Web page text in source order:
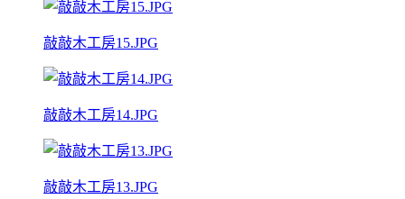
敲敲木工房15.JPG
敲敲木工房14.JPG
敲敲木工房13.JPG